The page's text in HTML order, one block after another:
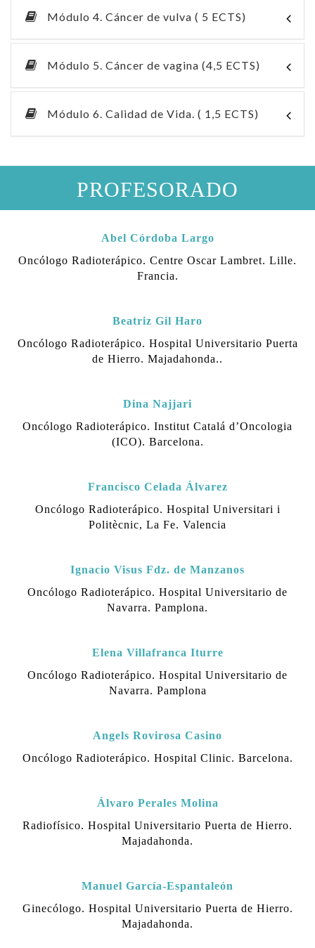
Módulo 4. Cáncer de vulva ( 5 ECTS)
Módulo 5. Cáncer de vagina (4,5 ECTS)
Módulo 6. Calidad de Vida. ( 1,5 ECTS)
PROFESORADO
Abel Córdoba Largo
Oncólogo Radioterápico. Centre Oscar Lambret. Lille.
Francia.
Beatriz Gil Haro
Oncólogo Radioterápico. Hospital Universitario Puerta
de Hierro. Majadahonda..
Dina Najjari
Oncólogo Radioterápico. Institut Catalá d’Oncologia
(ICO). Barcelona.
Francisco Celada Álvarez
Oncólogo Radioterápico. Hospital Universitari i
Politècnic, La Fe. Valencia
Ignacio Visus Fdz. de Manzanos
Oncólogo Radioterápico. Hospital Universitario de
Navarra. Pamplona.
Elena Villafranca Iturre
Oncólogo Radioterápico. Hospital Universitario de
Navarra. Pamplona
Angels Rovirosa Casino
Oncólogo Radioterápico. Hospital Clinic. Barcelona.
Álvaro Perales Molina
Radiofísico. Hospital Universitario Puerta de Hierro.
Majadahonda.
Manuel García-Espantaleón
Ginecólogo. Hospital Universitario Puerta de Hierro.
Majadahonda.